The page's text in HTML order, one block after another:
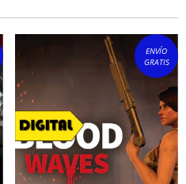
ENVÍO
GRATIS